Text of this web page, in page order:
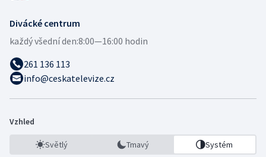
Divácké centrum
každý všední den:8:00—16:00 hodin
261 136 113
info@ceskatelevize.cz
Vzhled
Světlý Tmavý Systém